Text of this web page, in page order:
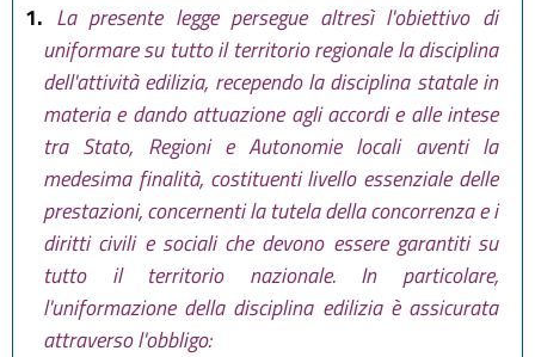
1. La presente legge persegue altresì l'obiettivo di
uniformare su tutto il territorio regionale la disciplina
dell'attività edilizia, recependo la disciplina statale in
materia e dando attuazione agli accordi e alle intese
tra Stato, Regioni e Autonomie locali aventi la
medesima finalità, costituenti livello essenziale delle
prestazioni, concernenti la tutela della concorrenza e i
diritti civili e sociali che devono essere garantiti su
tutto il territorio nazionale. In particolare,
l'uniformazione della disciplina edilizia è assicurata
attraverso l'obbligo: